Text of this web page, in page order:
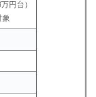
台）
象